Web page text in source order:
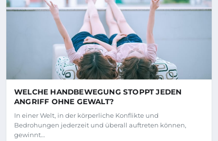
WELCHE HANDBEWEGUNG STOPPT JEDEN
ANGRIFF OHNE GEWALT?
In einer Welt, in der körperliche Konflikte und
Bedrohungen jederzeit und überall auftreten können,
gewinnt…